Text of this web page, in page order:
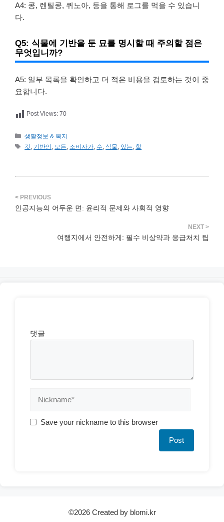
A4: 콩, 렌틸콩, 퀴노아, 등을 통해 로그를 먹을 수 있습니
다.
Q5: 식물에 기반을 둔 묘를 명시할 때 주의할 점은
무엇입니까?
A5: 일부 목록을 확인하고 더 적은 비용을 검토하는 것이 중
요합니다.
Post Views: 70
카
테
생활정보 & 복지
태
것 기반의 모든 소비자가 수 식물 있는 할
인공지능의 어두운 면: 윤리적 문제와 사회적 영향
여행지에서 안전하게: 필수 비상약과 응급처치 팁
댓글
Save your nickname to this browser
©2026 Created by blomi.kr